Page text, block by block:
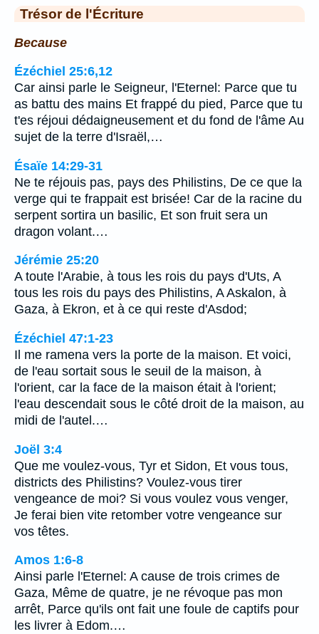
Trésor de l'Écriture
Because
Ézéchiel 25:6,12
Car ainsi parle le Seigneur, l'Eternel: Parce que tu
as battu des mains Et frappé du pied, Parce que tu
t'es réjoui dédaigneusement et du fond de l'âme Au
sujet de la terre d'Israël,…
Ésaïe 14:29-31
Ne te réjouis pas, pays des Philistins, De ce que la
verge qui te frappait est brisée! Car de la racine du
serpent sortira un basilic, Et son fruit sera un
dragon volant.…
Jérémie 25:20
A toute l'Arabie, à tous les rois du pays d'Uts, A
tous les rois du pays des Philistins, A Askalon, à
Gaza, à Ekron, et à ce qui reste d'Asdod;
Ézéchiel 47:1-23
Il me ramena vers la porte de la maison. Et voici,
de l'eau sortait sous le seuil de la maison, à
l'orient, car la face de la maison était à l'orient;
l'eau descendait sous le côté droit de la maison, au
midi de l'autel.…
Joël 3:4
Que me voulez-vous, Tyr et Sidon, Et vous tous,
districts des Philistins? Voulez-vous tirer
vengeance de moi? Si vous voulez vous venger,
Je ferai bien vite retomber votre vengeance sur
vos têtes.
Amos 1:6-8
Ainsi parle l'Eternel: A cause de trois crimes de
Gaza, Même de quatre, je ne révoque pas mon
arrêt, Parce qu'ils ont fait une foule de captifs pour
les livrer à Edom.…